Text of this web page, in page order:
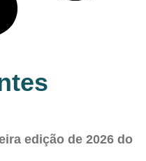
edição de 2026 do